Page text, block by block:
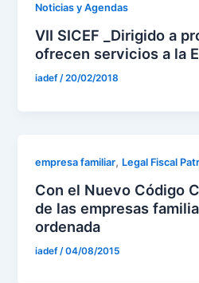
Noticias y Agendas
VII SICEF _Dirigido a
ofrecen servicios a la
iadef /20/02/2018
empresa familiar, Legal Fiscal
Con el Nuevo Código
de las empresas
ordenada
iadef/04/08/2015